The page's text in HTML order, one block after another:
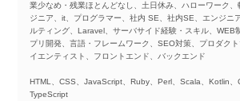
業少なめ・残業ほとんどなし、土日休み、ハローワーク
ジニア、it、プログラマー、社内 SE、社内SE、エンジニ
ルティング、Laravel、サーバサイド経験・スキル、WEB
プリ開発、言語・フレームワーク、SEO対策、プロダク
イエンティスト、フロントエンド、バックエンド
HTML、CSS、JavaScript、Ruby、Perl、Scala、Kotlin、
TypeScript